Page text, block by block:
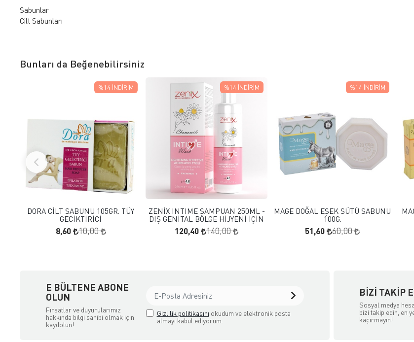
Sabunlar
Cilt Sabunları
Bunları da Beğenebilirsiniz
FAVORILERE EKLE
SEPETE EKLE
DORA CİLT SABUNU 105GR. TÜY
GECİKTİRİCİ
8,60 10,00
%14 İNDIRIM
FAVORILERE EKLE
SEPETE EKLE
ZENİX INTIME ŞAMPUAN 250ML -
DIŞ GENİTAL BÖLGE HİJYENİ İÇİN
120,40 140,00
%14 İNDIRIM
FAVORILERE EKLE
MAGE DOĞAL EŞEK SÜTÜ SABUNU
100G.
51,60 60,00
%14 İNDIRIM
E BÜLTENE ABONE
OLUN
Fırsatlar ve duyurularımız
hakkında bilgi sahibi olmak için
kaydolun!
Gizlilik politikasını okudum ve elektronik posta
almayı kabul ediyorum.
BIZI TAKIP
Sosyal medya
bizi takip edin, en
kaçırmayın!